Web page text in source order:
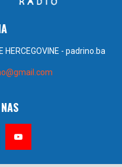
HERCEGOVINE - padrino.ba